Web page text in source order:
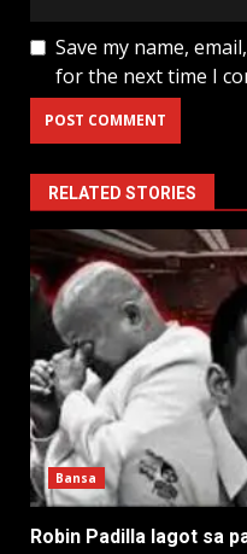
Save my name,
for the next time I
RELATED STORIES
Bansa
Robin Padilla lagot sa